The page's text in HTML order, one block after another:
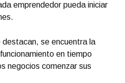
emprendedor pueda iniciar
destacan, se encuentra la
en tiempo
negocios comenzar sus